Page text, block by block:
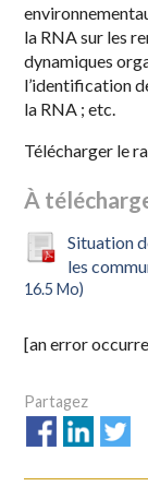
la RNA sur les
dynamiques
l’identification
la RNA ; etc.
Télécharger le
À
Situation
les
16.5 Mo)
[an error